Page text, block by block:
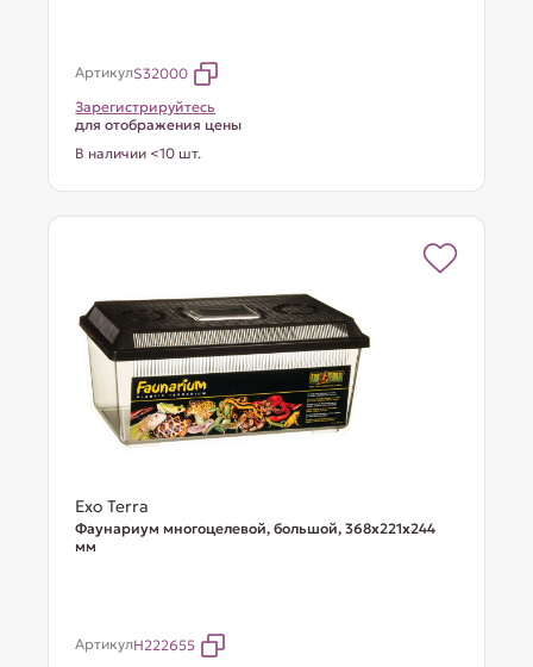
АртикулS32000
Зарегистрируйтесь
для отображения цены
В наличии <10 шт.
Exo Terra
Фаунариум многоцелевой, большой, 368х221х244
мм
АртикулH222655